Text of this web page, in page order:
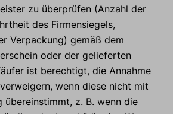
zu überprüfen (Anzahl der
des Firmensiegels,
Verpackung) gemäß dem
oder der gelieferten
ist berechtigt, die Annahme
wenn diese nicht mit
übereinstimmt, z. B. wenn die